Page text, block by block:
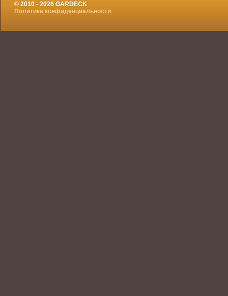
© 2010 - 2026 GARDECK
Политика конфиденциальности